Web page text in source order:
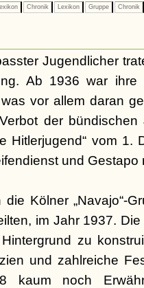
Chronik Lexikon Gruppe Chronik
Jugendlicher
Ab 1936 war ihre
vor allem daran
der
Hitlerjugend“ vom 1.
und Gestapo
Kölner „Navajo“-
im Jahr 1937.
zu
und zahlreiche
kaum noch